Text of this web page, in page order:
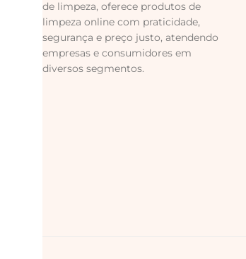
de limpeza, oferece produtos de
limpeza online com praticidade,
segurança e preço justo, atendendo
empresas e consumidores em
diversos segmentos.